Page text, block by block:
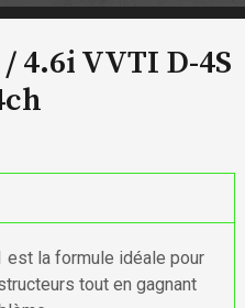
/4.6i VVTI D-4S
est la formule idéale pour
tout en gagnant